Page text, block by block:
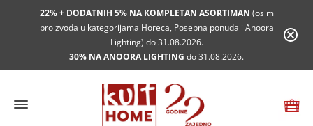
22% + DODATNIH 5% NA KOMPLETAN ASORTIMAN (osim
proizvoda u kategorijama Horeca, Posebna ponuda i Anoora
Lighting) do 31.08.2026.
30% NA ANOORA LIGHTING do 31.08.2026.